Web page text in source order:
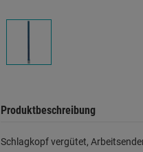
Produktbeschreibung
Schlagkopf vergütet,